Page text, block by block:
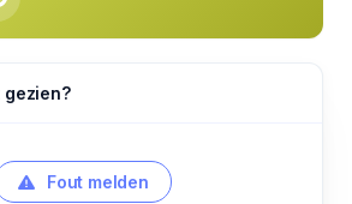
gezien?
Fout melden